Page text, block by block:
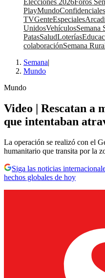
PlayMundoConfidenciales
TVGenteEspeciales
UnidosVehículosSemana
PatasSaludLoterías
colaboraciónSemana
Semana|
Mundo
Mundo
Video | Rescatan a
que intentaban
La operación se realizó con el
humanitario que transita por la
Siga las noticias
hechos globales de hoy